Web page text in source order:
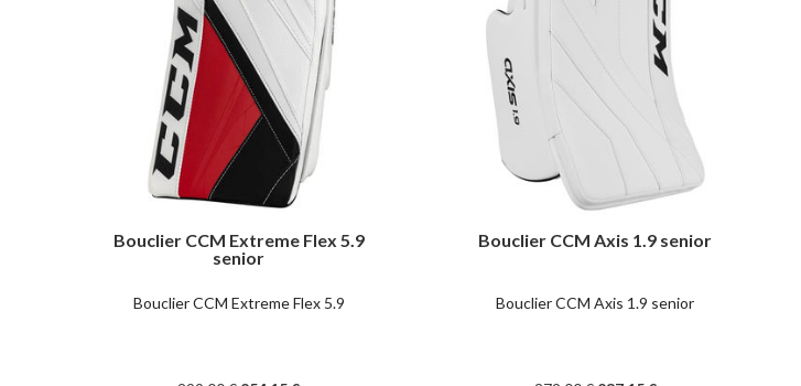
Bouclier CCM Extreme Flex 5.9
senior
Bouclier CCM Extreme Flex 5.9
Bouclier CCM Axis 1.9 senior
Bouclier CCM Axis 1.9 senior